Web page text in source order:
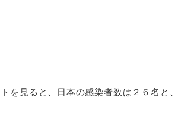
を見ると、日本の感染者数は２６名と